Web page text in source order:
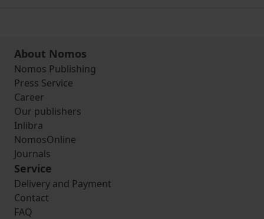
About Nomos
Nomos Publishing
Press Service
Career
Our publishers
Inlibra
NomosOnline
Journals
Service
Delivery and Payment
Contact
FAQ